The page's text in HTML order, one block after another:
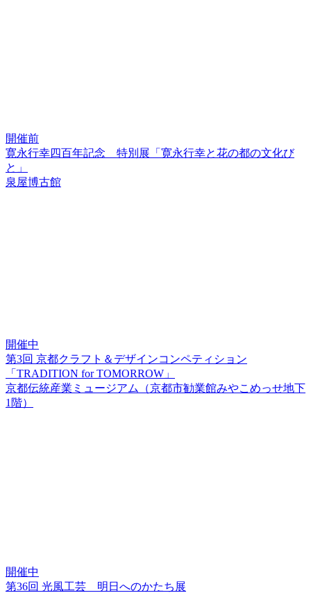
開催前
寛永行幸四百年記念 特別展「寛永行幸と花の都の文化び
と」
泉屋博古館
開催中
第3回 京都クラフト＆デザインコンペティション
「TRADITION for TOMORROW」
京都伝統産業ミュージアム（京都市勧業館みやこめっせ地下
1階）
開催中
第36回 光風工芸 明日へのかたち展